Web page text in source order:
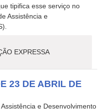
tipifica esse serviço no
Assistência e
EXPRESSA
23 DE ABRIL DE
e Desenvolvimento